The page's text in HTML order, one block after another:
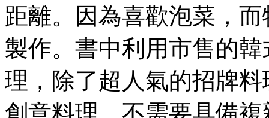
距離。因為喜歡泡菜，
製作。書中利用市售的
理，除了超人氣的招牌